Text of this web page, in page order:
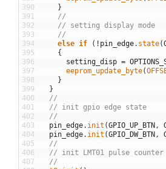
390
391
392
393
394
395
396
397
398
399
400
401
402
403
404
405
406
407
}
//
// setting display mode
//
else if ( ! pin_edge. state(
{
setting_disp =
eeprom_update_byte(
}
}
//
// init gpio edge state
//
pin_edge. init (GPIO_UP_BTN ,
pin_edge. init (GPIO_DW_BTN ,
//
// init LMT01 pulse counter
//